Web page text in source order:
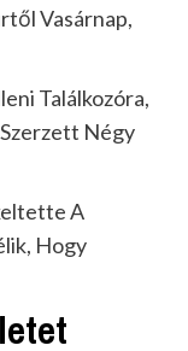
Vasárnap,
Találkozóra,
Négy
A
Hogy